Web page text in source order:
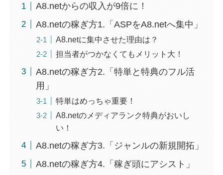
A8.netからの収入が9倍に！
A8.netの稼ぎ方1.「ASPをA8.netへ集中」
A8.netに集中させた理由は？
担当者がつかなくてもメリット大！
A8.netの稼ぎ方2.「特単と特典のフル活
用」
特単はめっちゃ重要！
A8.netのメディアランク特典がおいし
い！
A8.netの稼ぎ方3.「ジャンルの新規開拓」
A8.netの稼ぎ方4.「稼ぎ頭にアシスト」